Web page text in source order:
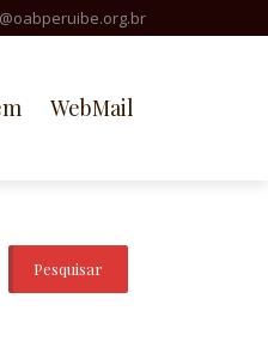
WebMail